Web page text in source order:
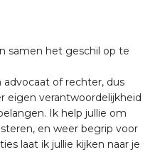
samen het geschil op te
of rechter, dus
eigen verantwoordelijkheid
Ik help jullie om
en weer begrip voor
laat ik jullie kijken naar je